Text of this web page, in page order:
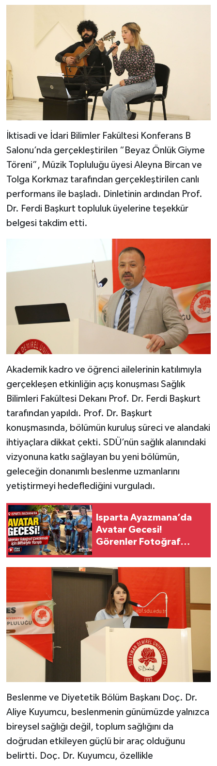
İktisadi ve İdari Bilimler Fakültesi Konferans B
Salonu’nda gerçekleştirilen “Beyaz Önlük Giyme
Töreni”, Müzik Topluluğu üyesi Aleyna Bircan ve
Tolga Korkmaz tarafından gerçekleştirilen canlı
performans ile başladı. Dinletinin ardından Prof.
Dr. Ferdi Başkurt topluluk üyelerine teşekkür
belgesi takdim etti.
Akademik kadro ve öğrenci ailelerinin katılımıyla
gerçekleşen etkinliğin açış konuşması Sağlık
Bilimleri Fakültesi Dekanı Prof. Dr. Ferdi Başkurt
tarafından yapıldı. Prof. Dr. Başkurt
konuşmasında, bölümün kuruluş süreci ve alandaki
ihtiyaçlara dikkat çekti. SDÜ’nün sağlık alanındaki
vizyonuna katkı sağlayan bu yeni bölümün,
geleceğin donanımlı beslenme uzmanlarını
yetiştirmeyi hedeflediğini vurguladı.
Isparta Ayazmana’da
Avatar Gecesi!
Görenler Fotoğraf
Beslenme ve Diyetetik Bölüm Başkanı Doç. Dr.
Aliye Kuyumcu, beslenmenin günümüzde yalnızca
bireysel sağlığı değil, toplum sağlığını da
doğrudan etkileyen güçlü bir araç olduğunu
belirtti. Doç. Dr. Kuyumcu, özellikle
Künye